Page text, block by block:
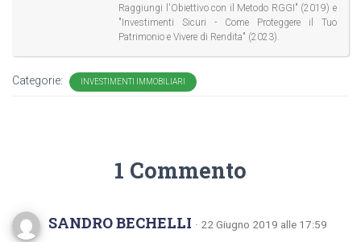
Raggiungi l'Obiettivo con il Metodo RGGI" (2019) e
"Investimenti Sicuri - Come Proteggere il Tuo
Patrimonio e Vivere di Rendita" (2023).
Categorie: INVESTIMENTI IMMOBILIARI
1 Commento
SANDRO BECHELLI · 22 Giugno 2019 alle 17:59